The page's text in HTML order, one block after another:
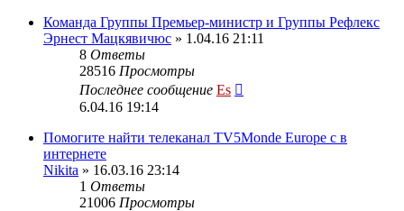
Команда Группы Премьер-министр и Группы Рефлекс
Эрнест Мацкявичюс » 1.04.16 21:11
8 Ответы
28516 Просмотры
Последнее сообщение Es
6.04.16 19:14
Помогите найти телеканал TV5Monde Europe с в
интернете
Nikita » 16.03.16 23:14
1 Ответы
21006 Просмотры